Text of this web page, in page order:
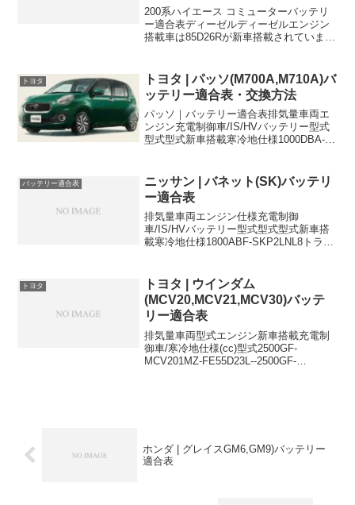
200系ハイエース コミューターバッテリ
ー適合表ディーゼルディーゼルエンジン
搭載車は85D26Rが新車搭載されています
同時に交換しましょう。車両型式排気量
エンジン仕...
トヨタ
トヨタ | パッソ(M700A,M710A)バ
ッテリー適合表・交換方法
パッソ｜バッテリー適合表排気量車両エ
ンジン充電制御車/IS/HVバッテリー型式
型式型式新車搭載寒冷地仕様1000DBA-
ップM-42M-...
バッテリー適合表
ニッサン | バネット(SK)バッテリ
ー適合表
排気量車両エンジン仕様充電制御
車/IS/HVバッテリー型式型式型式新車搭
載寒冷地仕様1800ABF-SKP2LNL8トラッ
トヨタ
トヨタ | ウインダム
(MCV20,MCV21,MCV30)バッテ
リー適合表
排気量車両型式エンジン新車搭載充電制
御車/寒冷地仕様(cc)型式2500GF-
MCV201MZ-FE55D23L--2500GF-
ホンダ | グレイスGM6,GM9)バッテリー
適合表